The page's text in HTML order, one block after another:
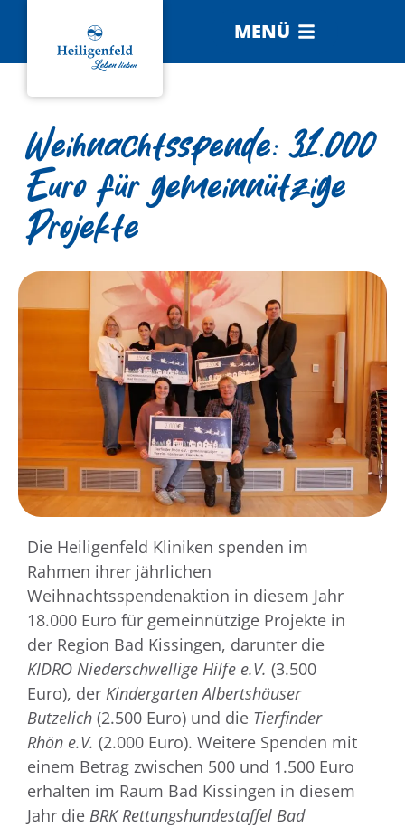
MENÜ
Weihnachtsspende: 31.000
Euro für gemeinnützige
Projekte
Die Heiligenfeld Kliniken spenden im
Rahmen ihrer jährlichen
Weihnachtsspendenaktion in diesem Jahr
18.000 Euro für gemeinnützige Projekte in
der Region Bad Kissingen, darunter die
KIDRO Niederschwellige Hilfe e.V. (3.500
Euro), der Kindergarten Albertshäuser
Butzelich (2.500 Euro) und die Tierfinder
Rhön e.V. (2.000 Euro). Weitere Spenden mit
einem Betrag zwischen 500 und 1.500 Euro
erhalten im Raum Bad Kissingen in diesem
Jahr die BRK Rettungshundestaffel Bad